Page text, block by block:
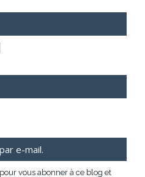
e-mail.
vous abonner à ce blog et